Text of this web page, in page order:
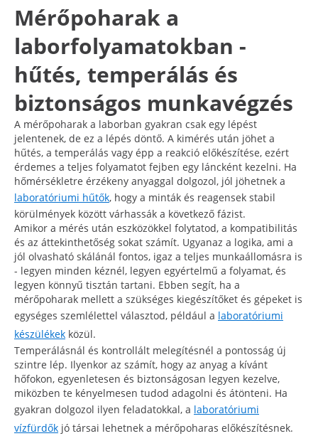
Mérőpoharak a
laborfolyamatokban -
hűtés, temperálás és
biztonságos munkavégzés
A mérőpoharak a laborban gyakran csak egy lépést
jelentenek, de ez a lépés döntő. A kimérés után jöhet a
hűtés, a temperálás vagy épp a reakció előkészítése, ezért
érdemes a teljes folyamatot fejben egy láncként kezelni. Ha
hőmérsékletre érzékeny anyaggal dolgozol, jól jöhetnek a
laboratóriumi hűtők, hogy a minták és reagensek stabil
körülmények között várhassák a következő fázist.
Amikor a mérés után eszközökkel folytatod, a kompatibilitás
és az áttekinthetőség sokat számít. Ugyanaz a logika, ami a
jól olvasható skálánál fontos, igaz a teljes munkaállomásra is
- legyen minden kéznél, legyen egyértelmű a folyamat, és
legyen könnyű tisztán tartani. Ebben segít, ha a
mérőpoharak mellett a szükséges kiegészítőket és gépeket is
egységes szemlélettel választod, például a laboratóriumi
készülékek közül.
Temperálásnál és kontrollált melegítésnél a pontosság új
szintre lép. Ilyenkor az számít, hogy az anyag a kívánt
hőfokon, egyenletesen és biztonságosan legyen kezelve,
miközben te kényelmesen tudod adagolni és átönteni. Ha
gyakran dolgozol ilyen feladatokkal, a laboratóriumi
vízfürdők jó társai lehetnek a mérőpoharas előkészítésnek.